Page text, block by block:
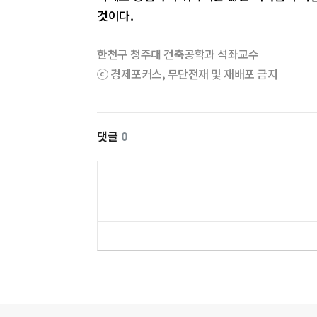
것이다.
한천구 청주대 건축공학과 석좌교수
ⓒ 경제포커스, 무단전재 및 재배포 금지
댓글 0